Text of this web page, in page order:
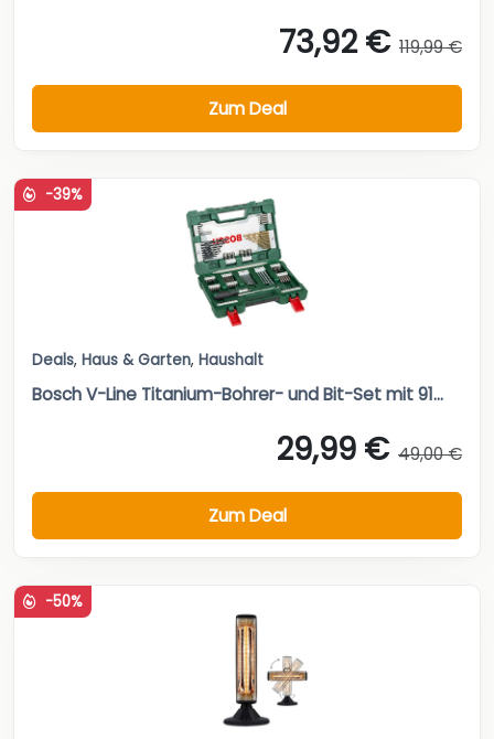
73,92 € 119,99 €
Zum Deal
-39%
Deals, Haus & Garten, Haushalt
Bosch V-Line Titanium-Bohrer- und Bit-Set mit 91...
29,99 € 49,00 €
Zum Deal
-50%